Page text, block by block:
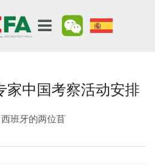
家中国考察活动安排
班牙的两位苜